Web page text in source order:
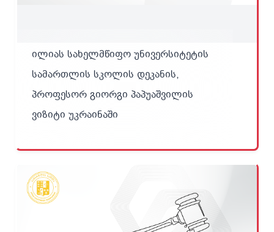
ილიას სახელმწიფო უნივერსიტეტის
სამართლის სკოლის დეკანის,
პროფესორ გიორგი პაპუაშვილის
ვიზიტი უკრაინაში